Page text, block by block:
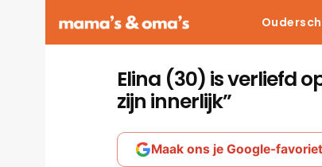
Elina (30) is verliefd
zijn innerlijk”
Maak ons je Google-favoriet